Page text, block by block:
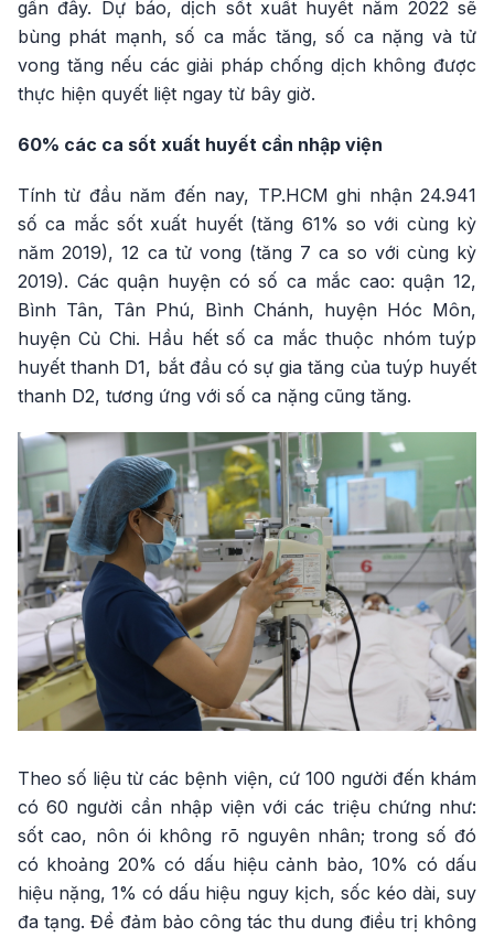
gần đây. Dự báo, dịch sốt xuất huyết năm 2022 sẽ
bùng phát mạnh, số ca mắc tăng, số ca nặng và tử
vong tăng nếu các giải pháp chống dịch không được
thực hiện quyết liệt ngay từ bây giờ.
60% các ca sốt xuất huyết cần nhập viện
Tính từ đầu năm đến nay, TP.HCM ghi nhận 24.941
số ca mắc sốt xuất huyết (tăng 61% so với cùng kỳ
năm 2019), 12 ca tử vong (tăng 7 ca so với cùng kỳ
2019). Các quận huyện có số ca mắc cao: quận 12,
Bình Tân, Tân Phú, Bình Chánh, huyện Hóc Môn,
huyện Củ Chi. Hầu hết số ca mắc thuộc nhóm tuýp
huyết thanh D1, bắt đầu có sự gia tăng của tuýp huyết
thanh D2, tương ứng với số ca nặng cũng tăng.
Theo số liệu từ các bệnh viện, cứ 100 người đến khám
có 60 người cần nhập viện với các triệu chứng như:
sốt cao, nôn ói không rõ nguyên nhân; trong số đó
có khoảng 20% có dấu hiệu cảnh bảo, 10% có dấu
hiệu nặng, 1% có dấu hiệu nguy kịch, sốc kéo dài, suy
đa tạng. Để đảm bảo công tác thu dung điều trị không